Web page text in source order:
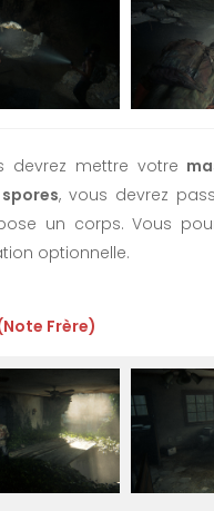
devrez mettre votre
spores, vous devrez
un corps. Vous
optionnelle.
Frère)